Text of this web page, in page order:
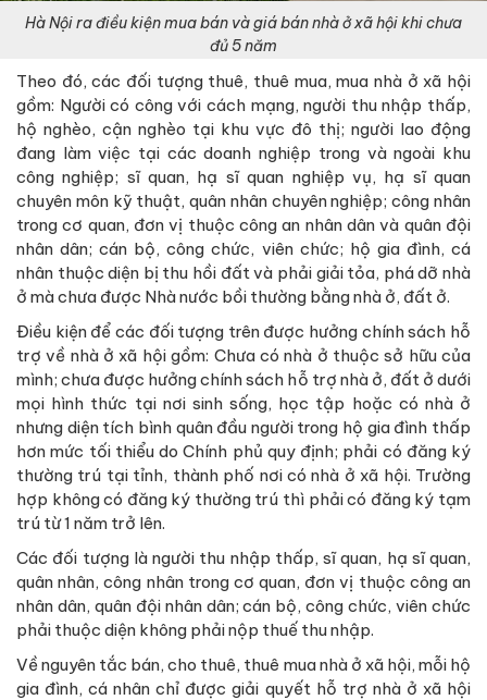
Hà Nội ra điều kiện mua bán và giá bán nhà ở xã hội khi chưa
đủ 5 năm
Theo đó, các đối tượng thuê, thuê mua, mua nhà ở xã hội
gồm: Người có công với cách mạng, người thu nhập thấp,
hộ nghèo, cận nghèo tại khu vực đô thị; người lao động
đang làm việc tại các doanh nghiệp trong và ngoài khu
công nghiệp; sĩ quan, hạ sĩ quan nghiệp vụ, hạ sĩ quan
chuyên môn kỹ thuật, quân nhân chuyên nghiệp; công nhân
trong cơ quan, đơn vị thuộc công an nhân dân và quân đội
nhân dân; cán bộ, công chức, viên chức; hộ gia đình, cá
nhân thuộc diện bị thu hồi đất và phải giải tỏa, phá dỡ nhà
ở mà chưa được Nhà nước bồi thường bằng nhà ở, đất ở.
Điều kiện để các đối tượng trên được hưởng chính sách hỗ
trợ về nhà ở xã hội gồm: Chưa có nhà ở thuộc sở hữu của
mình; chưa được hưởng chính sách hỗ trợ nhà ở, đất ở dưới
mọi hình thức tại nơi sinh sống, học tập hoặc có nhà ở
nhưng diện tích bình quân đầu người trong hộ gia đình thấp
hơn mức tối thiểu do Chính phủ quy định; phải có đăng ký
thường trú tại tỉnh, thành phố nơi có nhà ở xã hội. Trường
hợp không có đăng ký thường trú thì phải có đăng ký tạm
trú từ 1 năm trở lên.
Các đối tượng là người thu nhập thấp, sĩ quan, hạ sĩ quan,
quân nhân, công nhân trong cơ quan, đơn vị thuộc công an
nhân dân, quân đội nhân dân; cán bộ, công chức, viên chức
phải thuộc diện không phải nộp thuế thu nhập.
Về nguyên tắc bán, cho thuê, thuê mua nhà ở xã hội, mỗi hộ
gia đình, cá nhân chỉ được giải quyết hỗ trợ nhà ở xã hội